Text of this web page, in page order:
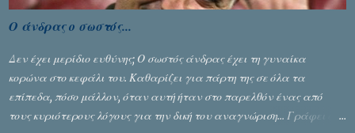
Ο άνδρας ο σωστός...
Δεν έχει μερίδιο ευθύνης; Ο σωστός άνδρας έχει τη γυναίκα
κορώνα στο κεφάλι του. Καθαρίζει για πάρτη της σε όλα τα
επίπεδα, πόσο μάλλον, όταν αυτή ήταν στο παρελθόν ένας από
τους κυριότερους λόγους για την δική του αναγνώριση... Γράφει ο